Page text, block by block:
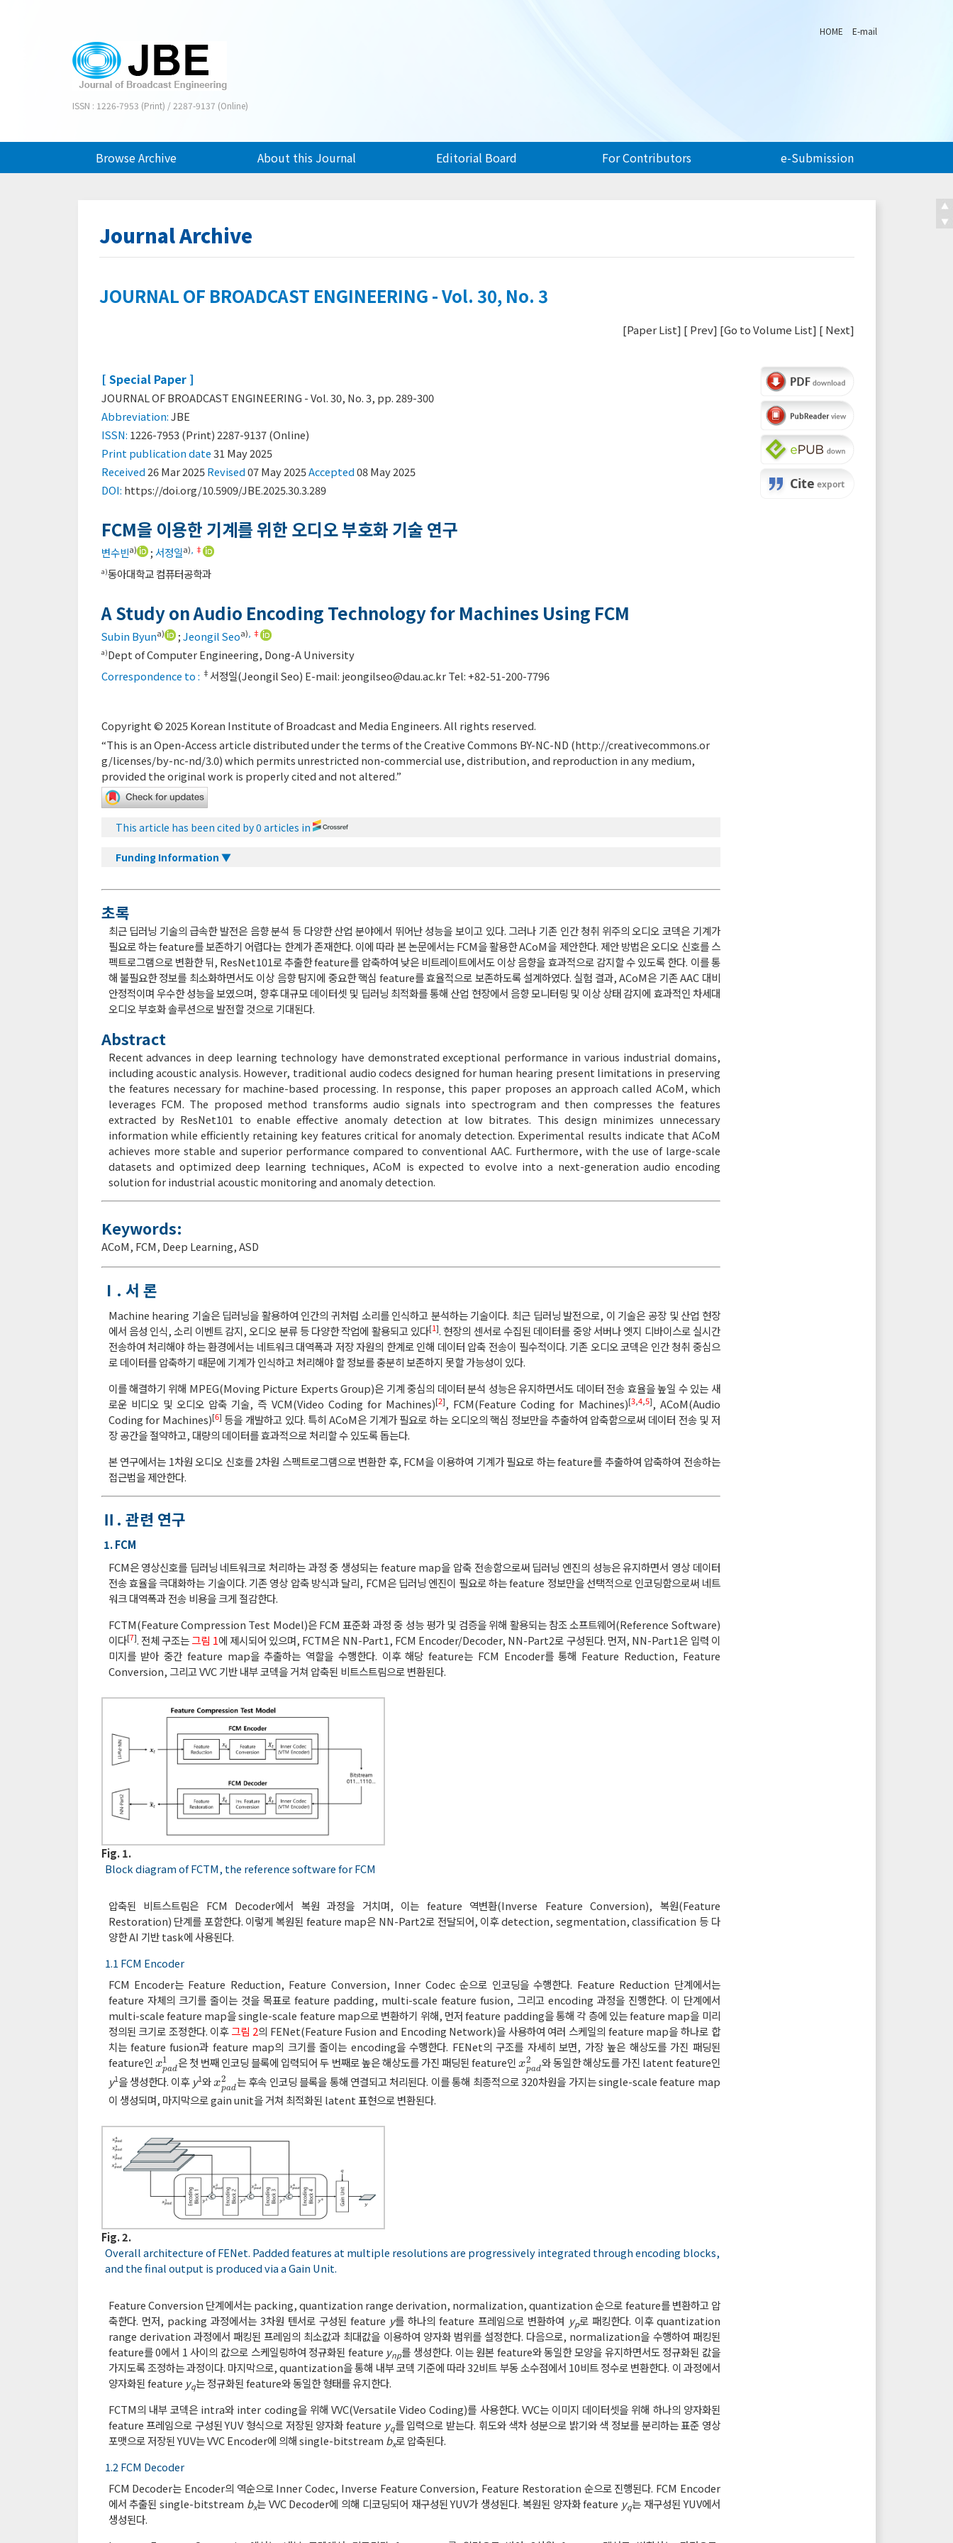
HOME E-mail
ISSN : 1226-7953 (Print) / 2287-9137 (Online)
Browse Archive About this Journal Editorial Board For Contributors e-Submission
Journal Archive
JOURNAL OF BROADCAST ENGINEERING - Vol. 30, No. 3
[Paper List] [ Prev] [Go to Volume List] [ Next]
[ Special Paper ]
JOURNAL OF BROADCAST ENGINEERING - Vol. 30, No. 3, pp. 289-300
Abbreviation:JBE
ISSN: 1226-7953 (Print) 2287-9137 (Online)
Print publication date31 May 2025
Received 26 Mar 2025Revised07 May 2025Accepted08 May 2025
DOI: https://doi.org/10.5909/JBE.2025.30.3.289
FCM을 이용한 기계를 위한 오디오 부호화 기술 연구
변수빈a) ;서정일a) ‡
a)동아대학교 컴퓨터공학과
A Study on Audio Encoding Technology for Machines Using FCM
Subin Byuna) ;Jeongil Seoa) ‡
a)Dept of Computer Engineering, Dong-A University
Correspondence to : ‡서정일(Jeongil Seo) E-mail: jeongilseo@dau.ac.krTel: +82-51-200-7796
Copyright © 2025 Korean Institute of Broadcast and Media Engineers. All rights reserved.
“This is an Open-Access article distributed under the terms of the Creative Commons BY-NC-ND (http://creativecommons.or
g/licenses/by-nc-nd/3.0) which permits unrestricted non-commercial use, distribution, and reproduction in any medium,
provided the original work is properly cited and not altered.”
This article has been cited by 0 articles in
Funding Information ▼
초록
최근 딥러닝 기술의 급속한 발전은 음향 분석 등 다양한 산업 분야에서 뛰어난 성능을 보이고 있다. 그러나 기존 인간 청취 위주의 오디오 코덱은 기계가
필요로 하는 feature를 보존하기 어렵다는 한계가 존재한다. 이에 따라 본 논문에서는 FCM을 활용한 ACoM을 제안한다. 제안 방법은 오디오 신호를 스
펙트로그램으로 변환한 뒤, ResNet101로 추출한 feature를 압축하여 낮은 비트레이트에서도 이상 음향을 효과적으로 감지할 수 있도록 한다. 이를 통
해 불필요한 정보를 최소화하면서도 이상 음향 탐지에 중요한 핵심 feature를 효율적으로 보존하도록 설계하였다. 실험 결과, ACoM은 기존 AAC 대비
안정적이며 우수한 성능을 보였으며, 향후 대규모 데이터셋 및 딥러닝 최적화를 통해 산업 현장에서 음향 모니터링 및 이상 상태 감지에 효과적인 차세대
오디오 부호화 솔루션으로 발전할 것으로 기대된다.
Abstract
Recent advances in deep learning technology have demonstrated exceptional performance in various industrial domains,
including acoustic analysis. However, traditional audio codecs designed for human hearing present limitations in preserving
the features necessary for machine-based processing. In response, this paper proposes an approach called ACoM, which
leverages FCM. The proposed method transforms audio signals into spectrogram and then compresses the features
extracted by ResNet101 to enable effective anomaly detection at low bitrates. This design minimizes unnecessary
information while efficiently retaining key features critical for anomaly detection. Experimental results indicate that ACoM
achieves more stable and superior performance compared to conventional AAC. Furthermore, with the use of large-scale
datasets and optimized deep learning techniques, ACoM is expected to evolve into a next-generation audio encoding
solution for industrial acoustic monitoring and anomaly detection.
Keywords:
ACoM, FCM, Deep Learning,ASD
Ⅰ. 서 론
Machine hearing 기술은 딥러닝을 활용하여 인간의 귀처럼 소리를 인식하고 분석하는 기술이다. 최근 딥러닝 발전으로, 이 기술은 공장 및 산업 현장
에서 음성 인식, 소리 이벤트 감지, 오디오 분류 등 다양한 작업에 활용되고 있다[1]. 현장의 센서로 수집된 데이터를 중앙 서버나 엣지 디바이스로 실시간
전송하여 처리해야 하는 환경에서는 네트워크 대역폭과 저장 자원의 한계로 인해 데이터 압축 전송이 필수적이다. 기존 오디오 코덱은 인간 청취 중심으
로 데이터를 압축하기 때문에 기계가 인식하고 처리해야 할 정보를 충분히 보존하지 못할 가능성이 있다.
이를 해결하기 위해 MPEG(Moving Picture Experts Group)은 기계 중심의 데이터 분석 성능은 유지하면서도 데이터 전송 효율을 높일 수 있는 새
로운 비디오 및 오디오 압축 기술, 즉 VCM(Video Coding for Machines)[2], FCM(Feature Coding for Machines)[3, 4, 5], ACoM(Audio
Coding for Machines)[6] 등을 개발하고 있다. 특히 ACoM은 기계가 필요로 하는 오디오의 핵심 정보만을 추출하여 압축함으로써 데이터 전송 및 저
장 공간을 절약하고, 대량의 데이터를 효과적으로 처리할 수 있도록 돕는다.
본 연구에서는 1차원 오디오 신호를 2차원 스펙트로그램으로 변환한 후, FCM을 이용하여 기계가 필요로 하는 feature를 추출하여 압축하여 전송하는
접근법을 제안한다.
Ⅱ. 관련 연구
1. FCM
FCM은 영상신호를 딥러닝 네트워크로 처리하는 과정 중 생성되는 feature map을 압축 전송함으로써 딥러닝 엔진의 성능은 유지하면서 영상 데이터
전송 효율을 극대화하는 기술이다. 기존 영상 압축 방식과 달리, FCM은 딥러닝 엔진이 필요로 하는 feature 정보만을 선택적으로 인코딩함으로써 네트
워크 대역폭과 전송 비용을 크게 절감한다.
FCTM(Feature Compression Test Model)은 FCM 표준화 과정 중 성능 평가 및 검증을 위해 활용되는 참조 소프트웨어(Reference Software)
이다[7]. 전체 구조는그림 1에 제시되어 있으며, FCTM은 NN-Part1, FCM Encoder/Decoder, NN-Part2로 구성된다. 먼저, NN-Part1은 입력 이
미지를 받아 중간 feature map을 추출하는 역할을 수행한다. 이후 해당 feature는 FCM Encoder를 통해 Feature Reduction, Feature
Conversion, 그리고 VVC 기반 내부 코덱을 거쳐 압축된 비트스트림으로 변환된다.
Fig. 1.
Block diagram of FCTM, the reference software for FCM
압축된 비트스트림은 FCM Decoder에서 복원 과정을 거치며, 이는 feature 역변환(Inverse Feature Conversion), 복원(Feature
Restoration) 단계를 포함한다. 이렇게 복원된 feature map은 NN-Part2로 전달되어, 이후 detection, segmentation, classification 등 다
양한 AI 기반 task에 사용된다.
1.1 FCM Encoder
FCM Encoder는 Feature Reduction, Feature Conversion, Inner Codec 순으로 인코딩을 수행한다. Feature Reduction 단계에서는
feature 자체의 크기를 줄이는 것을 목표로 feature padding, multi-scale feature fusion, 그리고 encoding 과정을 진행한다. 이 단계에서
multi-scale feature map을 single-scale feature map으로 변환하기 위해, 먼저 feature padding을 통해 각 층에 있는 feature map을 미리
정의된 크기로 조정한다. 이후그림 2의 FENet(Feature Fusion and Encoding Network)을 사용하여 여러 스케일의 feature map을 하나로 합
치는 feature fusion과 feature map의 크기를 줄이는 encoding을 수행한다. FENet의 구조를 자세히 보면, 가장 높은 해상도를 가진 패딩된
feature인 x1
pad
xpad1
은 첫 번째 인코딩 블록에 입력되어 두 번째로 높은 해상도를 가진 패딩된 feature인 x2
pad
xpad2
와 동일한 해상도를 가진 latent feature인
y1을 생성한다. 이후 y1와x2
pad
xp d2
는 후속 인코딩 블록을 통해 연결되고 처리된다. 이를 통해 최종적으로 320차원을 가지는 single-scale feature map
이 생성되며, 마지막으로 gain unit을 거쳐 최적화된 latent 표현으로 변환된다.
Fig. 2.
Overall architecture of FENet. Padded features at multiple resolutions are progressively integrated through encoding blocks,
and the final output is produced via a Gain Unit.
Feature Conversion 단계에서는 packing, quantization range derivation, normalization, quantization 순으로 feature를 변환하고 압
축한다. 먼저, packing 과정에서는 3차원 텐서로 구성된 feature y를 하나의 feature 프레임으로 변환하여 yp로 패킹한다. 이후 quantization
range derivation 과정에서 패킹된 프레임의 최소값과 최대값을 이용하여 양자화 범위를 설정한다. 다음으로, normalization을 수행하여 패킹된
feature를 0에서 1 사이의 값으로 스케일링하여 정규화된 feature ynp를 생성한다. 이는 원본 feature와 동일한 모양을 유지하면서도 정규화된 값을
가지도록 조정하는 과정이다. 마지막으로, quantization을 통해 내부 코덱 기준에 따라 32비트 부동 소수점에서 10비트 정수로 변환한다. 이 과정에서
양자화된 feature yq는 정규화된 feature와 동일한 형태를 유지한다.
FCTM의 내부 코덱은 intra와 inter coding을 위해 VVC(Versatile Video Coding)를 사용한다. VVC는 이미지 데이터셋을 위해 하나의 양자화된
feature 프레임으로 구성된 YUV 형식으로 저장된 양자화 feature yq를 입력으로 받는다. 휘도와 색차 성분으로 밝기와 색 정보를 분리하는 표준 영상
포맷으로 저장된 YUV는 VVC Encoder에 의해 single-bitstream bx로 압축된다.
1.2 FCM Decoder
FCM Decoder는 Encoder의 역순으로 Inner Codec, Inverse Feature Conversion, Feature Restoration 순으로 진행된다. FCM Encoder
에서 추출된 single-bitstream bx는 VVC Decoder에 의해 디코딩되어 재구성된 YUV가 생성된다. 복원된 양자화 feature yq는 재구성된 YUV에서
생성된다.